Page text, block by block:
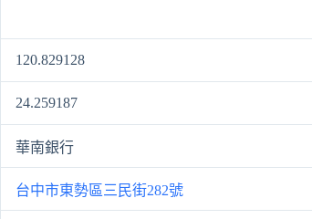
120.829128
24.259187
華南銀行
台中市東勢區三民街282號